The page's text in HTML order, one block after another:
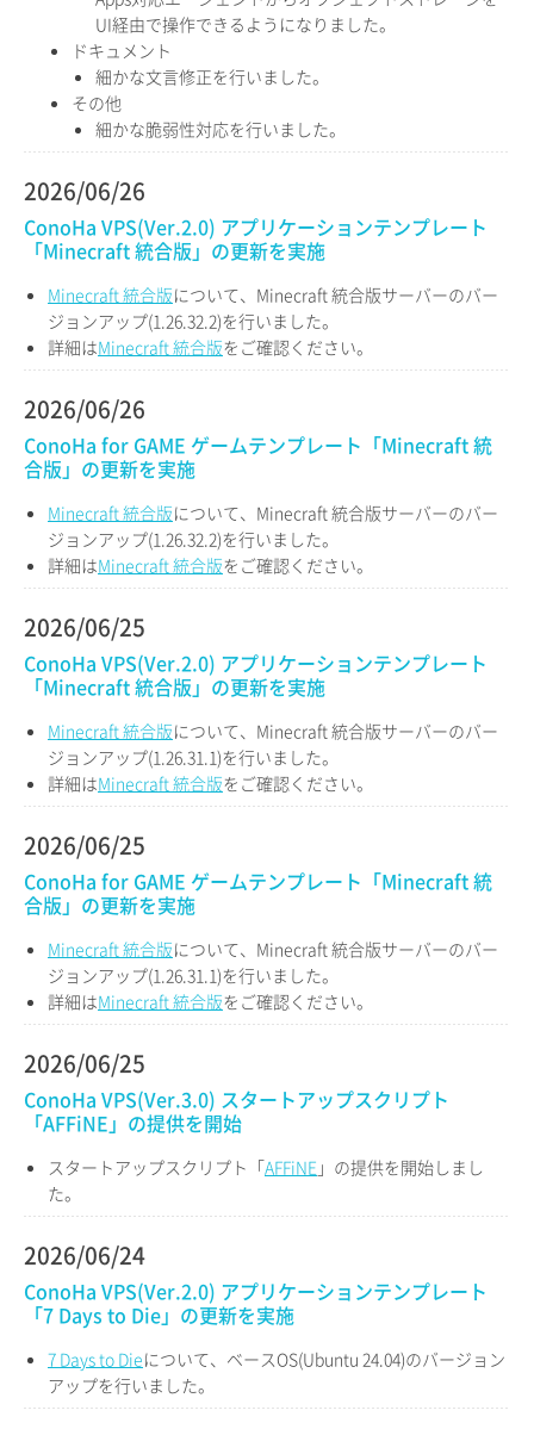
UI経由で操作できるようになりました。
ドキュメント
細かな文言修正を行いました。
その他
細かな脆弱性対応を行いました。
2026/06/26
ConoHa VPS(Ver.2.0) アプリケーションテンプレート
「Minecraft 統合版」の更新を実施
Minecraft 統合版について、Minecraft 統合版サーバーのバー
ジョンアップ(1.26.32.2)を行いました。
詳細はMinecraft 統合版をご確認ください。
2026/06/26
ConoHa for GAME ゲームテンプレート「Minecraft 統
合版」の更新を実施
Minecraft 統合版について、Minecraft 統合版サーバーのバー
ジョンアップ(1.26.32.2)を行いました。
詳細はMinecraft 統合版をご確認ください。
2026/06/25
ConoHa VPS(Ver.2.0) アプリケーションテンプレート
「Minecraft 統合版」の更新を実施
Minecraft 統合版について、Minecraft 統合版サーバーのバー
ジョンアップ(1.26.31.1)を行いました。
詳細はMinecraft 統合版をご確認ください。
2026/06/25
ConoHa for GAME ゲームテンプレート「Minecraft 統
合版」の更新を実施
Minecraft 統合版について、Minecraft 統合版サーバーのバー
ジョンアップ(1.26.31.1)を行いました。
詳細はMinecraft 統合版をご確認ください。
2026/06/25
ConoHa VPS(Ver.3.0) スタートアップスクリプト
「AFFiNE」の提供を開始
スタートアップスクリプト「AFFiNE 」の提供を開始しまし
た。
2026/06/24
ConoHa VPS(Ver.2.0) アプリケーションテンプレート
「7 Days to Die」の更新を実施
7 Days to Dieについて、ベースOS(Ubuntu 24.04)のバージョン
アップを行いました。